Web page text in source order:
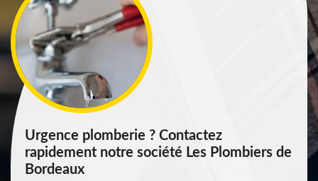
Urgence plomberie ? Contactez
rapidement notre société Les Plombiers de
Bordeaux